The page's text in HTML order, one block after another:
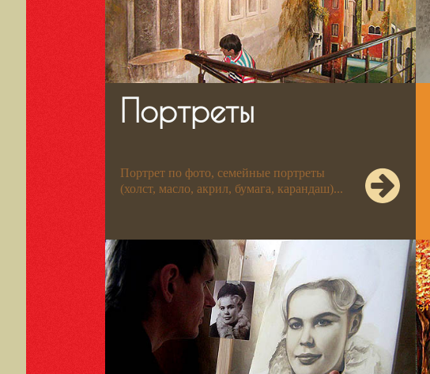
Портреты
Портрет по фото, семейные портреты
(холст, масло, акрил, бумага, карандаш)...